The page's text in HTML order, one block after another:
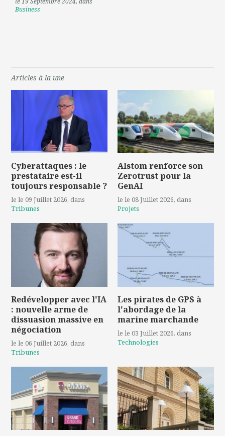
Business
Articles à la une
Cyberattaques : le
prestataire est-il
toujours responsable ?
le le 09 Juillet 2026, dans
Tribunes
Alstom renforce son
Zerotrust pour la
GenAI
le le 08 Juillet 2026, dans
Projets
Redévelopper avec l'IA
: nouvelle arme de
dissuasion massive en
négociation
le le 06 Juillet 2026, dans
Tribunes
Les pirates de GPS à
l'abordage de la
marine marchande
le le 03 Juillet 2026, dans
Technologies